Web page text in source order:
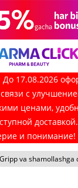
17.08.2026
с
ценами,
и понимание!
Gripp va shamollashga